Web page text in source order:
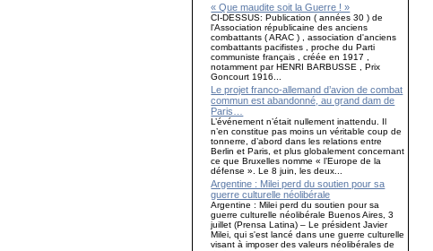
« Que maudite soit la Guerre ! »
CI-DESSUS: Publication ( années 30 ) de
l'Association républicaine des anciens
combattants ( ARAC ) , association d'anciens
combattants pacifistes , proche du Parti
communiste français , créée en 1917 ,
notamment par HENRI BARBUSSE , Prix
Goncourt 1916...
Le projet franco-allemand d’avion de combat
commun est abandonné, au grand dam de
Paris…
L’événement n’était nullement inattendu. Il
n’en constitue pas moins un véritable coup de
tonnerre, d’abord dans les relations entre
Berlin et Paris, et plus globalement concernant
ce que Bruxelles nomme « l’Europe de la
défense ». Le 8 juin, les deux...
Argentine : Milei perd du soutien pour sa
guerre culturelle néolibérale
Argentine : Milei perd du soutien pour sa
guerre culturelle néolibérale Buenos Aires, 3
juillet (Prensa Latina) – Le président Javier
Milei, qui s'est lancé dans une guerre culturelle
visant à imposer des valeurs néolibérales de